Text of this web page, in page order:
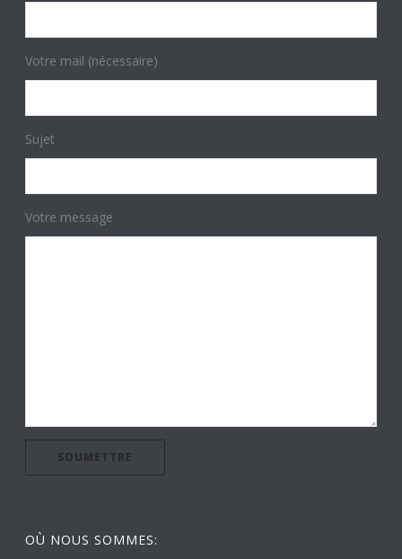
Votre mail (nécessaire)
Sujet
Votre message
OÙ NOUS SOMMES: